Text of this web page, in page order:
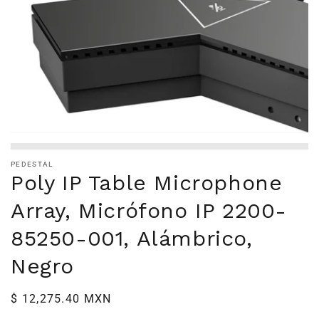
de
galería
PEDESTAL
Poly IP Table Microphone
Array, Micrófono IP 2200-
85250-001, Alámbrico,
Negro
Precio
$ 12,275.40 MXN